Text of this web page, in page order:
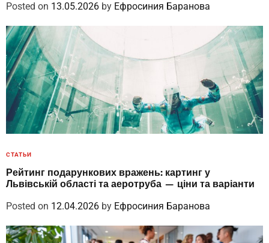
Posted on 13.05.2026 by Ефросиния Баранова
СТАТЬИ
Рейтинг подарункових вражень: картинг у
Львівській області та аеротруба — ціни та варіанти
Posted on 12.04.2026 by Ефросиния Баранова